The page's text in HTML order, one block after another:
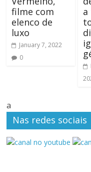
filme com
elenco de
luxo
January 7, 2022
0
a
Nas redes sociais